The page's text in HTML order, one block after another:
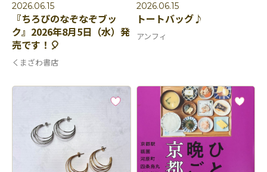
2026.06.15
『ちろぴのなぞなぞブッ
ク』2026年8月5日（水）発
売です！🎈
くまざわ書店
2026.06.15
トートバッグ♪
アンフィ